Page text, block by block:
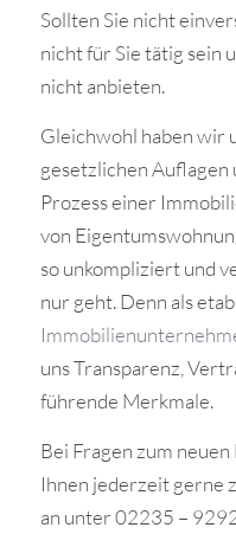
Sollten Sie nicht
nicht für Sie tätig sein
nicht anbieten.
Gleichwohl haben wir
gesetzlichen Auflagen
Prozess einer
von
so unkompliziert und
nur geht. Denn als
uns Transparenz,
führende Merkmale.
Bei Fragen zum
Ihnen jederzeit gerne
an unter 02235 –